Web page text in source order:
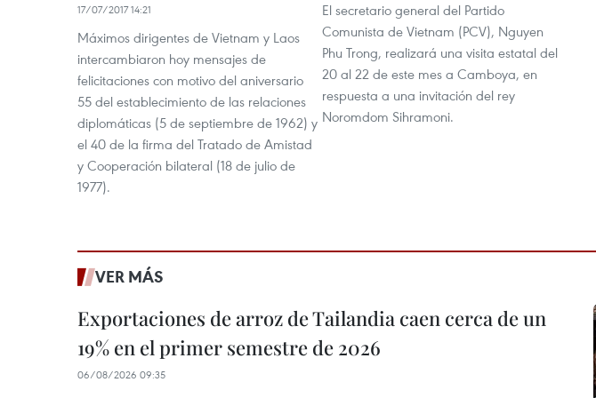
17/07/2017 14:21
Máximos dirigentes de Vietnam y Laos
intercambiaron hoy mensajes de
felicitaciones con motivo del aniversario
55 del establecimiento de las relaciones
diplomáticas (5 de septiembre de 1962) y
el 40 de la firma del Tratado de Amistad
y Cooperación bilateral (18 de julio de
1977).
El secretario general del Partido
Comunista de Vietnam (PCV), Nguyen
Phu Trong, realizará una visita estatal del
20 al 22 de este mes a Camboya, en
respuesta a una invitación del rey
Noromdom Sihramoni.
VER MÁS
Exportaciones de arroz de Tailandia caen cerca de un
19% en el primer semestre de 2026
06/08/2026 09:35